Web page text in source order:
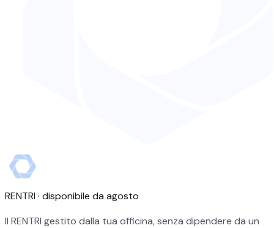
RENTRI · disponibile da agosto
Il RENTRI gestito dalla tua officina, senza dipendere da un